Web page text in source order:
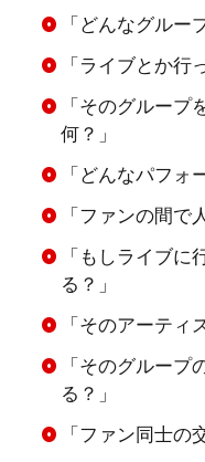
「どんなグルー
「ライブとか行
「そのグループ
何？」
「どんなパフォ
「ファンの間で
「もしライブ
る？」
「そのアーティ
「そのグルー
る？」
「ファン同士の